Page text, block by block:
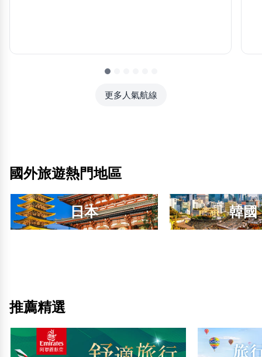
更多人氣航線
國外旅遊熱門地區
日本 韓國
推薦精選